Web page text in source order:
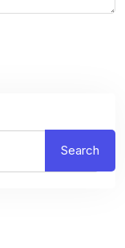
Search